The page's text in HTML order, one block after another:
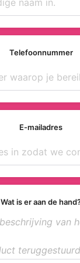
Telefoonnummer
E-mailadres
Wat is er aan de